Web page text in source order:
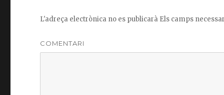
k
L'adreça electrònica no es publicarà Els camps
COMENTARI